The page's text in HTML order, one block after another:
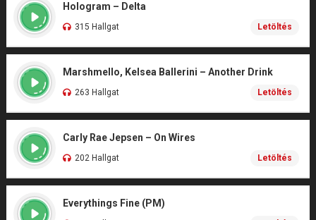
Hologram – Delta
315 Hallgat Letöltés
Marshmello, Kelsea Ballerini – Another Drink
263 Hallgat Letöltés
Carly Rae Jepsen – On Wires
202 Hallgat Letöltés
Everythings Fine (PM)